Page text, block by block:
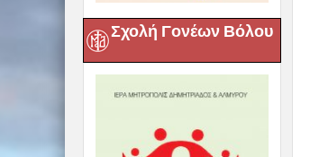
Σχολή Γονέων Βόλου